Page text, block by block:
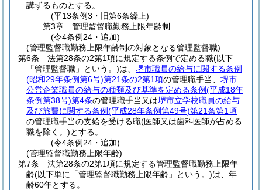
講ずるものとする。
(平13条例3・旧第6条繰上)
第3章
管理監督職勤務上限年齢制
(令4条例24・追加)
(管理監督職勤務上限年齢制の対象となる管理監督職)
第6条
法第28条の2第1項に規定する条例で定める職(以下
「管理監督職」という。)は、 堺市職員の給与に関する条例
(昭和29年条例第6号)第21条の2第1項の管理職手当、 堺市
公営企業職員の給与の種類及び基準を定める条例(平成18年
条例第38号)第4条の管理職手当又は堺市立学校職員の給与
及び旅費に関する条例(平成28年条例第49号)第21条第1項
の管理職手当の支給を受ける職(医師又は歯科医師が占める
職を除く。)とする。
(令4条例24・追加)
(管理監督職勤務上限年齢)
第7条
法第28条の2第1項に規定する管理監督職勤務上限年
齢(以下単に「管理監督職勤務上限年齢」という。)は、年
齢60年とする。